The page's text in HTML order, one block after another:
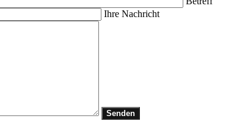
Ihre Nachricht